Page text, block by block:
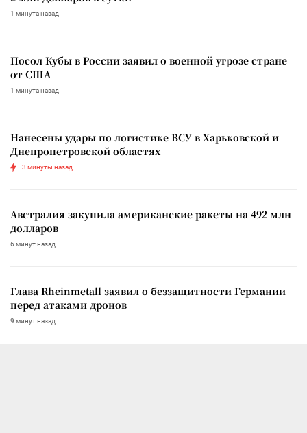
1 минута назад
Посол Кубы в России заявил о военной угрозе стране
от США
1 минута назад
Нанесены удары по логистике ВСУ в Харьковской и
Днепропетровской областях
3 минуты назад
Австралия закупила американские ракеты на 492 млн
долларов
6 минут назад
Глава Rheinmetall заявил о беззащитности Германии
перед атаками дронов
9 минут назад